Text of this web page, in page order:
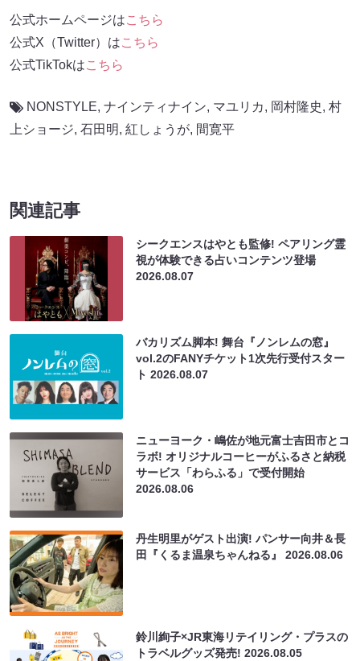
公式ホームページはこちら
公式X（Twitter）はこちら
公式TikTokはこちら
NONSTYLE, ナインティナイン, マユリカ, 岡村隆史, 村
上ショージ, 石田明, 紅しょうが, 間寛平
関連記事
シークエンスはやとも監修! ペアリング霊
視が体験できる占いコンテンツ登場
2026.08.07
バカリズム脚本! 舞台『ノンレムの窓』
vol.2のFANYチケット1次先行受付スター
ト2026.08.07
ニューヨーク・嶋佐が地元富士吉田市とコ
ラボ! オリジナルコーヒーがふるさと納税
サービス「わらふる」で受付開始
2026.08.06
丹生明里がゲスト出演! パンサー向井＆長
田『くるま温泉ちゃんねる』2026.08.06
鈴川絢子×JR東海リテイリング・プラスの
トラベルグッズ発売!2026.08.05